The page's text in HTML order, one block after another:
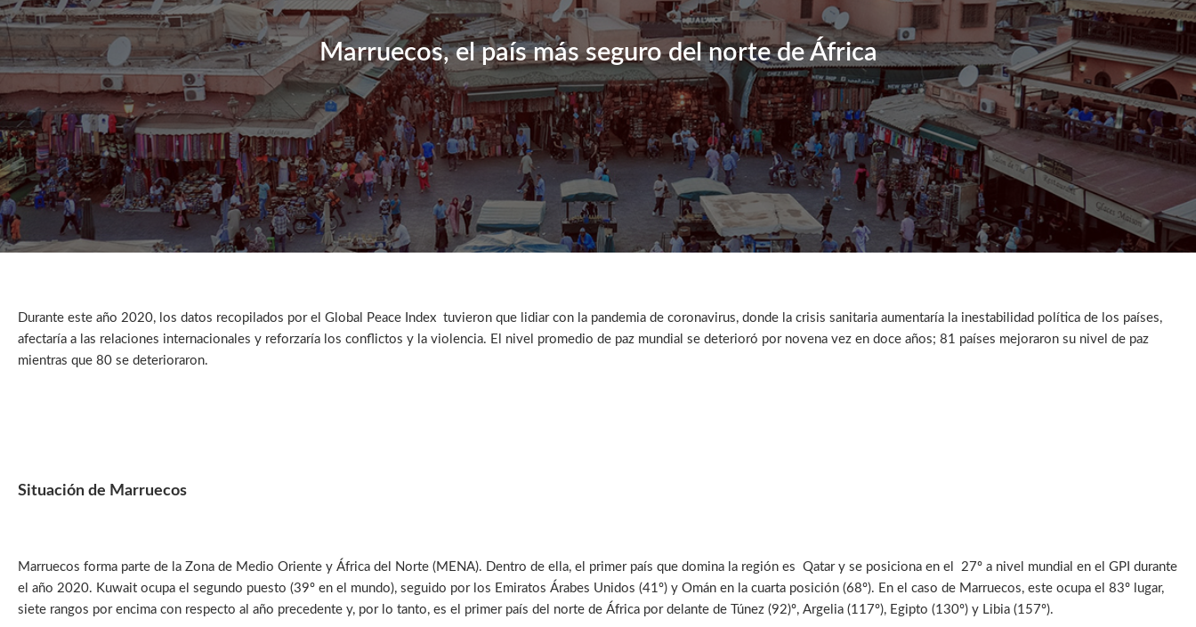
Marruecos, el país más seguro del norte de África
Durante este año 2020, los datos recopilados por el Global Peace Index tuvieron que lidiar con la pandemia de coronavirus, donde la crisis sanitaria aumentaría la inestabilidad política de los países,
afectaría a las relaciones internacionales y reforzaría los conflictos y la violencia. El nivel promedio de paz mundial se deterioró por novena vez en doce años; 81 países mejoraron su nivel de paz
mientras que 80 se deterioraron.
Situación de Marruecos
Marruecos forma parte de la Zona de Medio Oriente y África del Norte (MENA). Dentro de ella, el primer país que domina la región es Qatar y se posiciona en el 27º a nivel mundial en el GPI durante
el año 2020. Kuwait ocupa el segundo puesto (39º en el mundo), seguido por los Emiratos Árabes Unidos (41º) y Omán en la cuarta posición (68º). En el caso de Marruecos, este ocupa el 83º lugar,
siete rangos por encima con respecto al año precedente y, por lo tanto, es el primer país del norte de África por delante de Túnez (92)º, Argelia (117º), Egipto (130º) y Libia (157º).